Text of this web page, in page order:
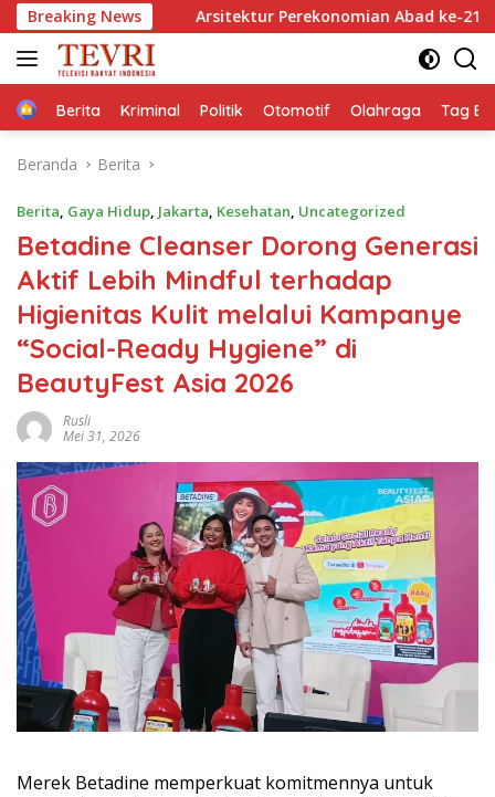
Langsung
ke
konten
Breaking News
Arsitektur Perekonomian Abad ke-21, Maklumat Merdeka
HomeBerita Kriminal Politik Otomotif Olahraga Tag
Beranda Berita
Berita, Gaya Hidup, Jakarta, Kesehatan, Uncategorized
Betadine Cleanser Dorong Generasi
Aktif Lebih Mindful terhadap
Higienitas Kulit melalui Kampanye
“Social-Ready Hygiene” di
BeautyFest Asia 2026
Rusli
Mei 31, 2026
Merek Betadine memperkuat komitmennya untuk